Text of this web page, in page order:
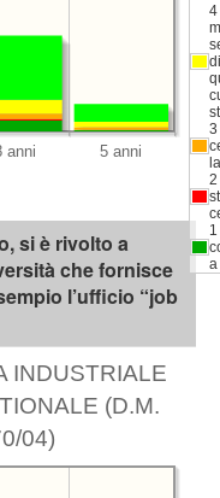
4
3
2
a
si è rivolto a
che fornisce
l’ufficio “job
INDUSTRIALE
(D.M.
04)